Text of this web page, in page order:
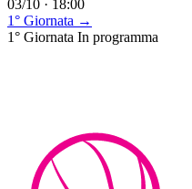
03/10 · 18:00
1° Giornata →
1° Giornata In programma